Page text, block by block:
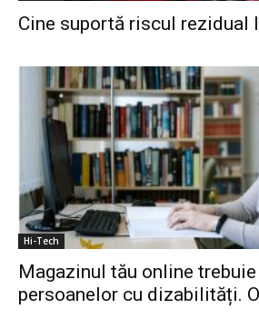
Cine suportă riscul rezidual
Hi-Tech
Magazinul tău online
persoanelor cu dizabilități.